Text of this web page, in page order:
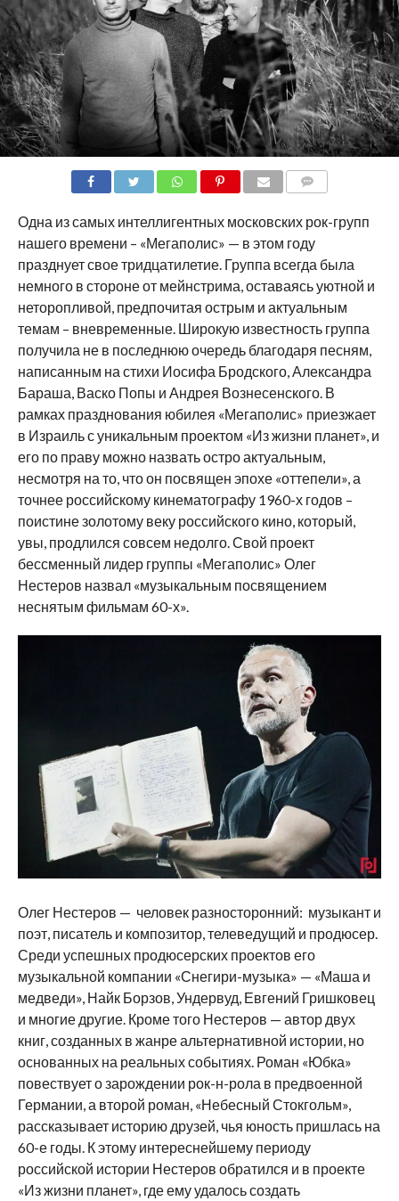
Одна из самых интеллигентных московских рок-групп
нашего времени – «Мегаполис» — в этом году
празднует свое тридцатилетие. Группа всегда была
немного в стороне от мейнстрима, оставаясь уютной и
неторопливой, предпочитая острым и актуальным
темам – вневременные. Широкую известность группа
получила не в последнюю очередь благодаря песням,
написанным на стихи Иосифа Бродского, Александра
Бараша, Васко Попы и Андрея Вознесенского. В
рамках празднования юбилея «Мегаполис» приезжает
в Израиль с уникальным проектом «Из жизни планет», и
его по праву можно назвать остро актуальным,
несмотря на то, что он посвящен эпохе «оттепели», а
точнее российскому кинематографу 1960-х годов –
поистине золотому веку российского кино, который,
увы, продлился совсем недолго. Свой проект
бессменный лидер группы «Мегаполис» Олег
Нестеров назвал «музыкальным посвящением
неснятым фильмам 60-х».
Олег Нестеров — человек разносторонний: музыкант и
поэт, писатель и композитор, телеведущий и продюсер.
Среди успешных продюсерских проектов его
музыкальной компании «Снегири-музыка» — «Маша и
медведи», Найк Борзов, Ундервуд, Евгений Гришковец
и многие другие. Кроме того Нестеров — автор двух
книг, созданных в жанре альтернативной истории, но
основанных на реальных событиях. Роман «Юбка»
повествует о зарождении рок-н-рола в предвоенной
Германии, а второй роман, «Небесный Стокгольм»,
рассказывает историю друзей, чья юность пришлась на
60-е годы. К этому интереснейшему периоду
российской истории Нестеров обратился и в проекте
«Из жизни планет», где ему удалось создать